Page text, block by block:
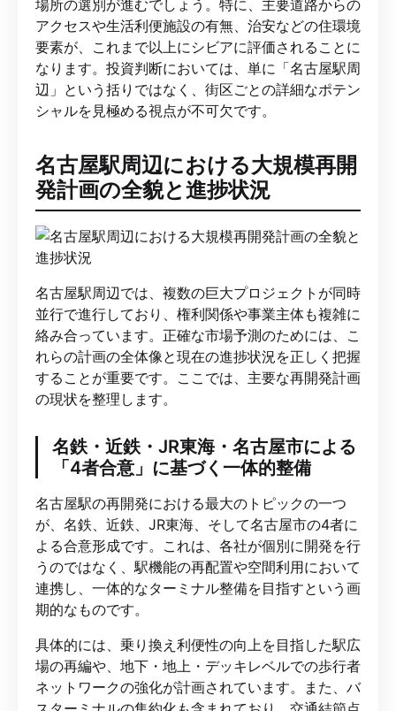
場所の選別が進むでしょう。特に、主要道路からの
アクセスや生活利便施設の有無、治安などの住環境
要素が、これまで以上にシビアに評価されることに
なります。投資判断においては、単に「名古屋駅周
辺」という括りではなく、街区ごとの詳細なポテン
シャルを見極める視点が不可欠です。
名古屋駅周辺における大規模再開
発計画の全貌と進捗状況
名古屋駅周辺では、複数の巨大プロジェクトが同時
並行で進行しており、権利関係や事業主体も複雑に
絡み合っています。正確な市場予測のためには、こ
れらの計画の全体像と現在の進捗状況を正しく把握
することが重要です。ここでは、主要な再開発計画
の現状を整理します。
名鉄・近鉄・JR東海・名古屋市による
「4者合意」に基づく一体的整備
名古屋駅の再開発における最大のトピックの一つ
が、名鉄、近鉄、JR東海、そして名古屋市の4者に
よる合意形成です。これは、各社が個別に開発を行
うのではなく、駅機能の再配置や空間利用において
連携し、一体的なターミナル整備を目指すという画
期的なものです。
具体的には、乗り換え利便性の向上を目指した駅広
場の再編や、地下・地上・デッキレベルでの歩行者
ネットワークの強化が計画されています。また、バ